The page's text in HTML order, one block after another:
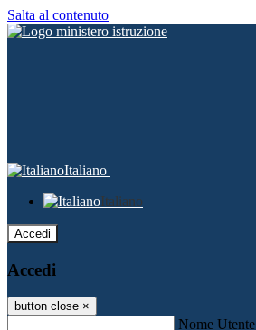
Salta al contenuto
Italiano
Italiano
Accedi
Accedi
button close ×
Nome Utente